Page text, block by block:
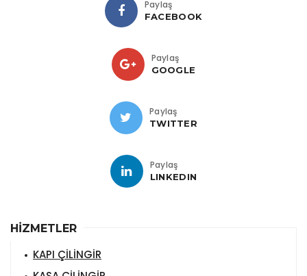
Paylaş
FACEBOOK
Paylaş
GOOGLE
Paylaş
TWITTER
Paylaş
LINKEDIN
HİZMETLER
KAPI ÇİLİNGİR